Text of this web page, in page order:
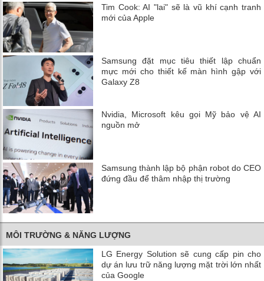
Tim Cook: AI "lai" sẽ là vũ khí cạnh tranh
mới của Apple
Samsung đặt mục tiêu thiết lập chuẩn
mực mới cho thiết kế màn hình gập với
Galaxy Z8
Nvidia, Microsoft kêu gọi Mỹ bảo vệ AI
nguồn mở
Samsung thành lập bộ phận robot do CEO
đứng đầu để thâm nhập thị trường
MÔI TRƯỜNG & NĂNG LƯỢNG
LG Energy Solution sẽ cung cấp pin cho
dự án lưu trữ năng lượng mặt trời lớn nhất
của Google